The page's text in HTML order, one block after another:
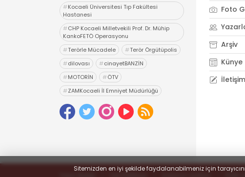
#Kocaeli Üniversitesi Tıp Fakültesi
Hastanesi
#CHP Kocaeli Milletvekili Prof. Dr. Mühip
KankoFETÖ Operasyonu
#Terörle Mücadele #Terör Örgütüpolis
#dilovası #cinayetBANZİN
#MOTORİN #ÖTV
#ZAMKocaeli İl Emniyet Müdürlüğü
#Uyuşturucu # uyarıcı madde ticareti
# hapis
Foto
Arşiv
Künye
İletişim
Sitemizden en iyi şekilde faydalanabilmeniz için